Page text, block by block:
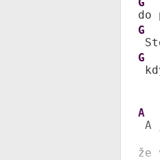
do
G
G
A
A
že